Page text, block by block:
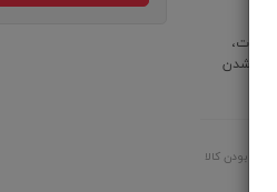
3 درجه حرارت متفاوت،
گرم شدن
اصل بودن کالا